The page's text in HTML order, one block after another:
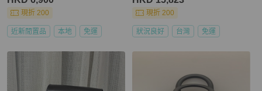
現折 200
近新閒置品 本地 免運
現折 200
狀況良好 台灣 免運